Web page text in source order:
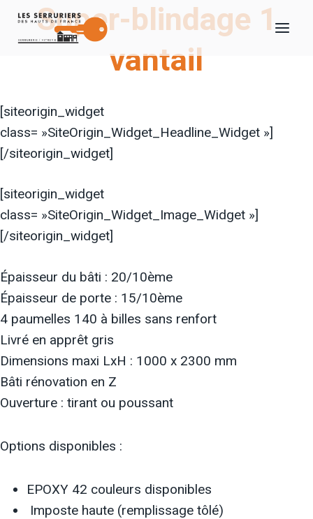
Aller
Super-blindage 1
vantail
[siteorigin_widget
class= »SiteOrigin_Widget_Headline_Widget »]
[/siteorigin_widget]
[siteorigin_widget
class= »SiteOrigin_Widget_Image_Widget »]
[/siteorigin_widget]
Épaisseur du bâti : 20/10ème
Épaisseur de porte : 15/10ème
4 paumelles 140 à billes sans renfort
Livré en apprêt gris
Dimensions maxi LxH : 1000 x 2300 mm
Bâti rénovation en Z
Ouverture : tirant ou poussant
Options disponibles :
EPOXY 42 couleurs disponibles
Imposte haute (remplissage tôlé)